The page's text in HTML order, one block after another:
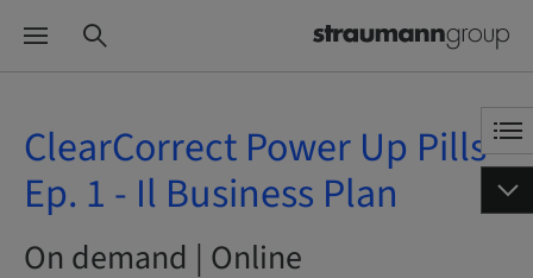
ClearCorrect Power Up Pills
Ep. 1 - Il Business Plan
On demand | Online